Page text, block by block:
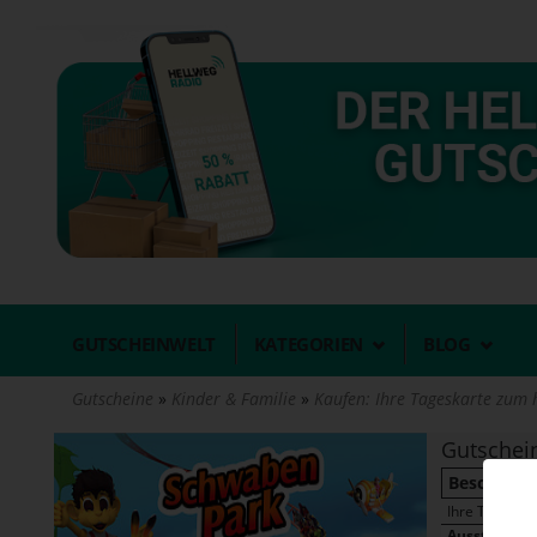
Gutscheine Kinder & Familie Kaufen: Ihre Tageskarte zum
Ihre